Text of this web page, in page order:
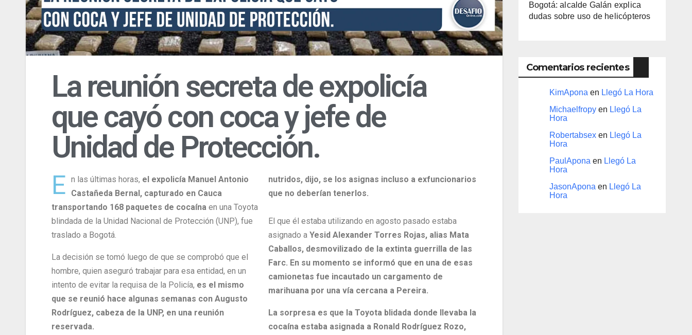
La reunión secreta de expolicía
que cayó con coca y jefe de
Unidad de Protección.
E n las últimas horas, el expolicía Manuel Antonio
Castañeda Bernal, capturado en Cauca
transportando 168 paquetes de cocaína en una Toyota
blindada de la Unidad Nacional de Protección (UNP), fue
traslado a Bogotá.
La decisión se tomó luego de que se comprobó que el
hombre, quien aseguró trabajar para esa entidad, en un
intento de evitar la requisa de la Policía, es el mismo
que se reunió hace algunas semanas con Augusto
Rodríguez, cabeza de la UNP, en una reunión
reservada.
nutridos, dijo, se los asignas incluso a exfuncionarios
que no deberían tenerlos.
El que él estaba utilizando en agosto pasado estaba
asignado a Yesid Alexander Torres Rojas, alias Mata
Caballos, desmovilizado de la extinta guerrilla de las
Farc. En su momento se informó que en una de esas
camionetas fue incautado un cargamento de
marihuana por una vía cercana a Pereira.
La sorpresa es que la Toyota blidada donde llevaba la
cocaína estaba asignada a Ronald Rodríguez Rozo,
Bogotá: alcalde Galán explica
dudas sobre uso de helicópteros
Comentarios recientes
KimAponaen Llegó La Hora
Michaelfropyen Llegó La
Hora
Robertabsexen Llegó La
Hora
PaulAponaen Llegó La
Hora
JasonAponaen Llegó La
Hora